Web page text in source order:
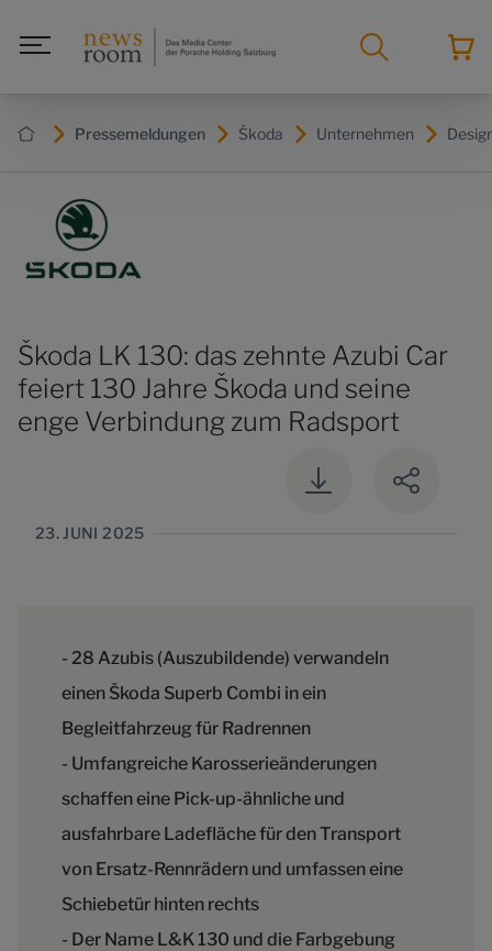
Pressemeldungen Škoda Unternehmen
Škoda LK 130: das zehnte Azubi Car
feiert 130 Jahre Škoda und seine
enge Verbindung zum Radsport
23. JUNI 2025
- 28 Azubis (Auszubildende) verwandeln
einen Škoda Superb Combi in ein
Begleitfahrzeug für Radrennen
- Umfangreiche Karosserieänderungen
schaffen eine Pick-up-ähnliche und
ausfahrbare Ladefläche für den Transport
von Ersatz-Rennrädern und umfassen eine
Schiebetür hinten rechts
- Der Name L&K 130 und die Farbgebung